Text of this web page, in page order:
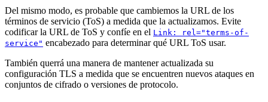
Del mismo modo, es probable que cambiemos la URL de los
términos de servicio (ToS) a medida que la actualizamos. Evite
codificar la URL de ToS y confíe en el Link: rel="terms-of-
service" encabezado para determinar qué URL ToS usar.
También querrá una manera de mantener actualizada su
configuración TLS a medida que se encuentren nuevos ataques en
conjuntos de cifrado o versiones de protocolo.